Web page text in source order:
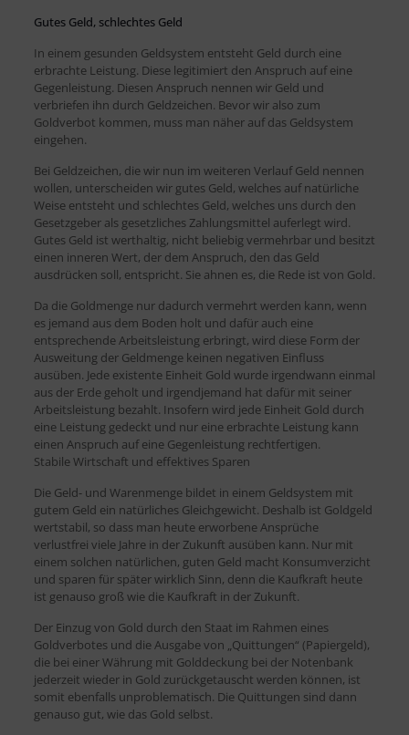
Gutes Geld, schlechtes Geld
In einem gesunden Geldsystem entsteht Geld durch eine
erbrachte Leistung. Diese legitimiert den Anspruch auf eine
Gegenleistung. Diesen Anspruch nennen wir Geld und
verbriefen ihn durch Geldzeichen. Bevor wir also zum
Goldverbot kommen, muss man näher auf das Geldsystem
eingehen.
Bei Geldzeichen, die wir nun im weiteren Verlauf Geld nennen
wollen, unterscheiden wir gutes Geld, welches auf natürliche
Weise entsteht und schlechtes Geld, welches uns durch den
Gesetzgeber als gesetzliches Zahlungsmittel auferlegt wird.
Gutes Geld ist werthaltig, nicht beliebig vermehrbar und besitzt
einen inneren Wert, der dem Anspruch, den das Geld
ausdrücken soll, entspricht. Sie ahnen es, die Rede ist von Gold.
Da die Goldmenge nur dadurch vermehrt werden kann, wenn
es jemand aus dem Boden holt und dafür auch eine
entsprechende Arbeitsleistung erbringt, wird diese Form der
Ausweitung der Geldmenge keinen negativen Einfluss
ausüben. Jede existente Einheit Gold wurde irgendwann einmal
aus der Erde geholt und irgendjemand hat dafür mit seiner
Arbeitsleistung bezahlt. Insofern wird jede Einheit Gold durch
eine Leistung gedeckt und nur eine erbrachte Leistung kann
einen Anspruch auf eine Gegenleistung rechtfertigen.
Stabile Wirtschaft und effektives Sparen
Die Geld- und Warenmenge bildet in einem Geldsystem mit
gutem Geld ein natürliches Gleichgewicht. Deshalb ist Goldgeld
wertstabil, so dass man heute erworbene Ansprüche
verlustfrei viele Jahre in der Zukunft ausüben kann. Nur mit
einem solchen natürlichen, guten Geld macht Konsumverzicht
und sparen für später wirklich Sinn, denn die Kaufkraft heute
ist genauso groß wie die Kaufkraft in der Zukunft.
Der Einzug von Gold durch den Staat im Rahmen eines
Goldverbotes und die Ausgabe von „Quittungen“ (Papiergeld),
die bei einer Währung mit Golddeckung bei der Notenbank
jederzeit wieder in Gold zurückgetauscht werden können, ist
somit ebenfalls unproblematisch. Die Quittungen sind dann
genauso gut, wie das Gold selbst.